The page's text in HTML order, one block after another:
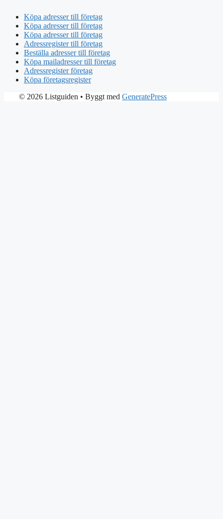
Köpa adresser till företag
Köpa adresser till företag
Köpa adresser till företag
Adressregister till företag
Beställa adresser till företag
Köpa mailadresser till företag
Adressregister företag
Köpa företagsregister
© 2026 Listguiden • Byggt med GeneratePress